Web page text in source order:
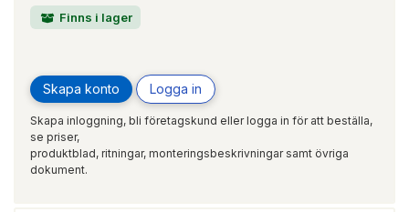
Finns i lager
Skapa konto Logga in
Skapa inloggning, bli företagskund eller logga in för att beställa,
se priser,
produktblad, ritningar, monteringsbeskrivningar samt övriga
dokument.